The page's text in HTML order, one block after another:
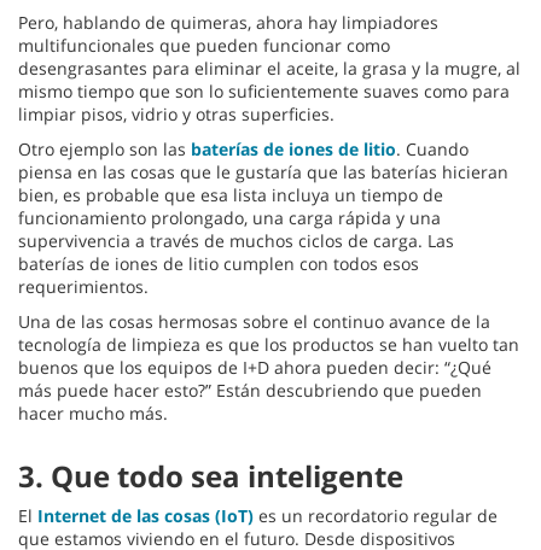
Pero, hablando de quimeras, ahora hay limpiadores
multifuncionales que pueden funcionar como
desengrasantes para eliminar el aceite, la grasa y la mugre, al
mismo tiempo que son lo suficientemente suaves como para
limpiar pisos, vidrio y otras superficies.
Otro ejemplo son las baterías de iones de litio. Cuando
piensa en las cosas que le gustaría que las baterías hicieran
bien, es probable que esa lista incluya un tiempo de
funcionamiento prolongado, una carga rápida y una
supervivencia a través de muchos ciclos de carga. Las
baterías de iones de litio cumplen con todos esos
requerimientos.
Una de las cosas hermosas sobre el continuo avance de la
tecnología de limpieza es que los productos se han vuelto tan
buenos que los equipos de I+D ahora pueden decir: “¿Qué
más puede hacer esto?” Están descubriendo que pueden
hacer mucho más.
3. Que todo sea inteligente
El Internet de las cosas (IoT) es un recordatorio regular de
que estamos viviendo en el futuro. Desde dispositivos